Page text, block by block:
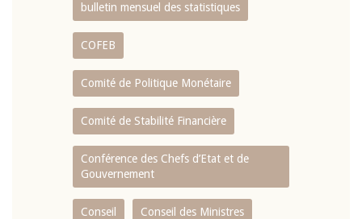
bulletin mensuel des statistiques
COFEB
Comité de Politique Monétaire
Comité de Stabilité Financière
Conférence des Chefs d’Etat et de
Gouvernement
Conseil Conseil des Ministres